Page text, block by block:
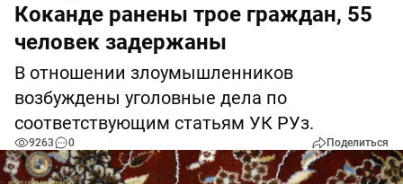
Коканде ранены трое граждан, 55
человек задержаны
В отношении злоумышленников
возбуждены уголовные дела по
соответствующим статьям УК РУз.
9263 0 Поделиться